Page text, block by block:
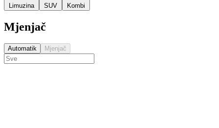
Limuzina SUV Kombi
Mjenjač
Automatik Mjenjač